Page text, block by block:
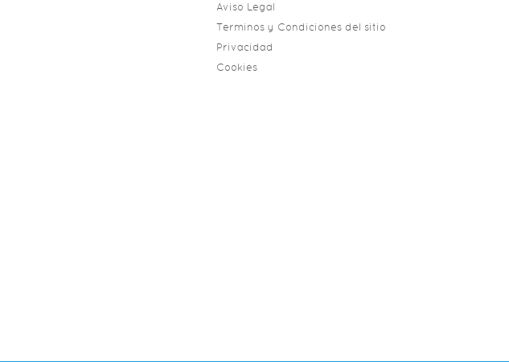
Aviso Legal
Terminos y Condiciones del sitio
Privacidad
Cookies